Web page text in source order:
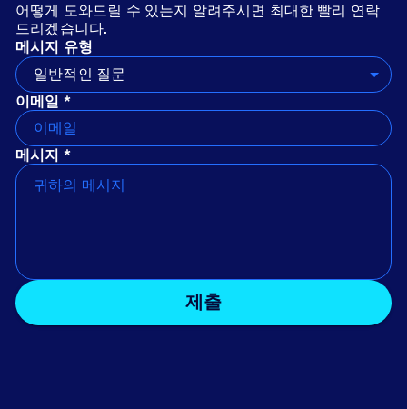
어떻게 도와드릴 수 있는지 알려주시면 최대한 빨리 연락
드리겠습니다.
메시지 유형
일반적인 질문
이메일 *
메시지 *
제출